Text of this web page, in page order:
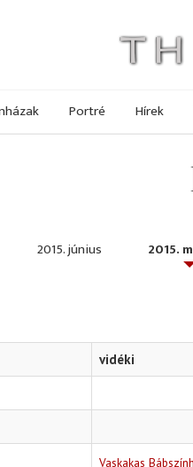
Portré Hírek
2015. június 2015.
vidéki
Vaskakas